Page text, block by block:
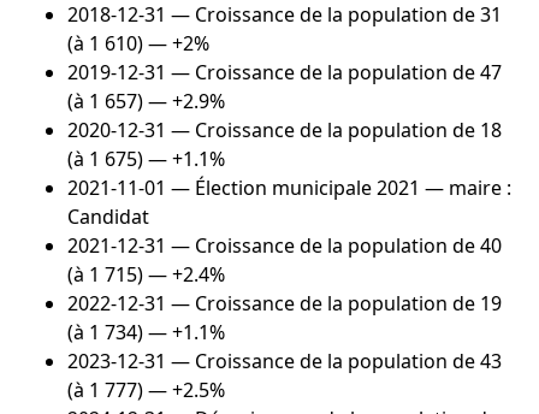
2018-12-31 — Croissance de la population de 31
(à 1 610) — +2%
2019-12-31 — Croissance de la population de 47
(à 1 657) — +2.9%
2020-12-31 — Croissance de la population de 18
(à 1 675) — +1.1%
2021-11-01 — Élection municipale 2021 — maire :
Candidat
2021-12-31 — Croissance de la population de 40
(à 1 715) — +2.4%
2022-12-31 — Croissance de la population de 19
(à 1 734) — +1.1%
2023-12-31 — Croissance de la population de 43
(à 1 777) — +2.5%